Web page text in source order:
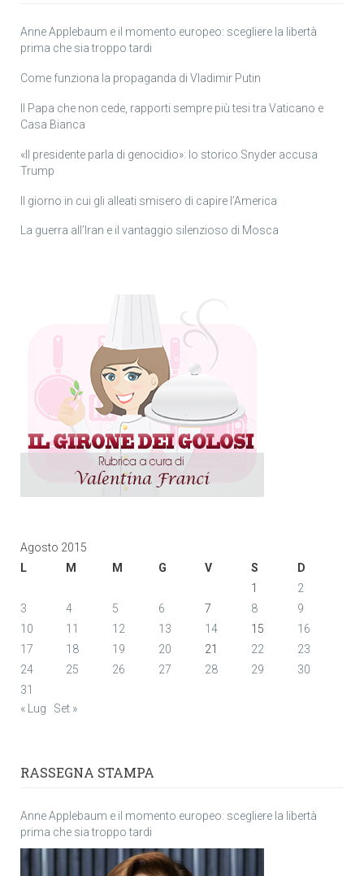
Anne Applebaum e il momento europeo: scegliere la libertà
prima che sia troppo tardi
Come funziona la propaganda di Vladimir Putin
Il Papa che non cede, rapporti sempre più tesi tra Vaticano e
Casa Bianca
«Il presidente parla di genocidio»: lo storico Snyder accusa
Trump
Il giorno in cui gli alleati smisero di capire l’America
La guerra all’Iran e il vantaggio silenzioso di Mosca
Agosto 2015
L
M M G V S
D
1
2
3
4 5 6 7 8
9
10
11 12 13 14 15
16
17
18 19 20 21 22
23
24
25 26 27 28 29
30
31
« Lug
Set »
RASSEGNA STAMPA
Anne Applebaum e il momento europeo: scegliere la libertà
prima che sia troppo tardi